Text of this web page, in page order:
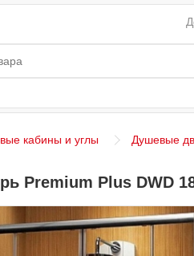
кабины и углы Душевые
Premium Plus DWD